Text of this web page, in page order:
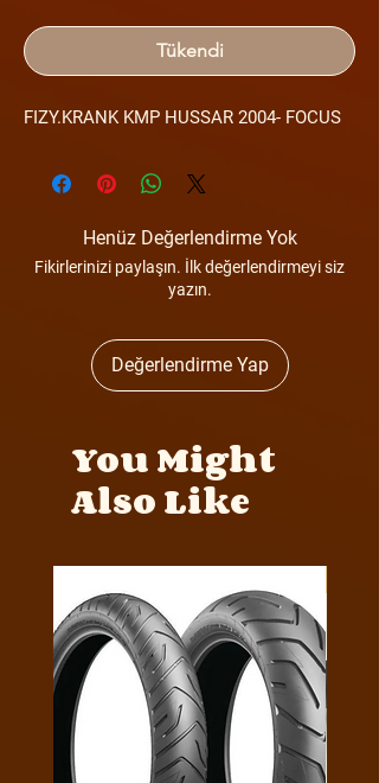
Tükendi
FIZY.KRANK KMP HUSSAR 2004- FOCUS
Henüz Değerlendirme Yok
Fikirlerinizi paylaşın. İlk değerlendirmeyi siz
yazın.
Değerlendirme Yap
You Might
Also Like